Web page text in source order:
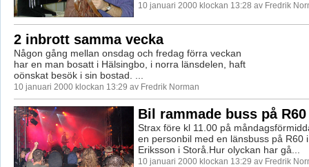
10 januari 2000 klockan 13:28 av Fredrik
2 inbrott samma vecka
Någon gång mellan onsdag och fredag förra veckan
har en man bosatt i Hälsingbo, i norra länsdelen, haft
oönskat besök i sin bostad. ...
10 januari 2000 klockan 13:29 av Fredrik Norman
Bil rammade buss på R60
Strax före kl 11.00 på
en personbil med en länsbuss på R60
Eriksson i Storå.Hur olyckan har gå...
10 januari 2000 klockan 13:29 av Fredrik